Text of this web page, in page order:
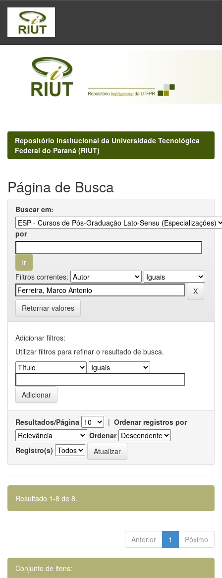
Skip
navigation
Repositório Institucional da Universidade Tecnológica
Federal do Paraná (RIUT)
Página de Busca
Buscar em:
por
Filtros correntes:
Retornar valores
Adicionar filtros:
Utilizar filtros para refinar o resultado de busca.
Resultados/Página | Ordenar registros por
Ordenar
Registro(s)
Resultado 1-8 de 8.
Anterior 1 Póximo
Conjunto de itens: